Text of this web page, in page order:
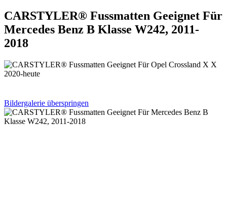
CARSTYLER® Fussmatten Geeignet Für
Mercedes Benz B Klasse W242, 2011-
2018
Bildergalerie überspringen